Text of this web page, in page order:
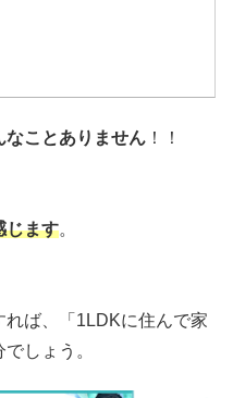
なことありません ！！
じます。
れば、「1LDKに住んで家
しょう。